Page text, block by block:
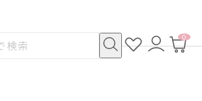
お
気
ロ
グ
カ
0